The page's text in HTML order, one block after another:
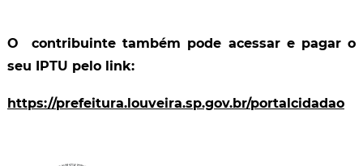
O contribuinte também pode acessar e pagar o
seu IPTU pelo link:
https://prefeitura.louveira.sp.gov.br/portalcidadao